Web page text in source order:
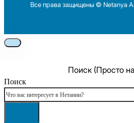
Все права защищены © Netanya
Поиск (Просто
Поиск